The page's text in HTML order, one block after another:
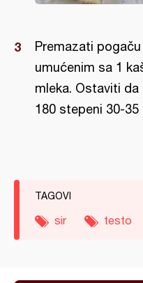
Premazati
umućenim sa 1
mleka. Ostaviti
180 stepeni 30-35
TAGOVI
sir testo